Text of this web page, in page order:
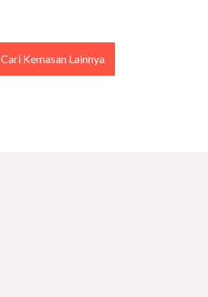
Cari Kemasan Lainnya
Cari Kemasan Lainnya